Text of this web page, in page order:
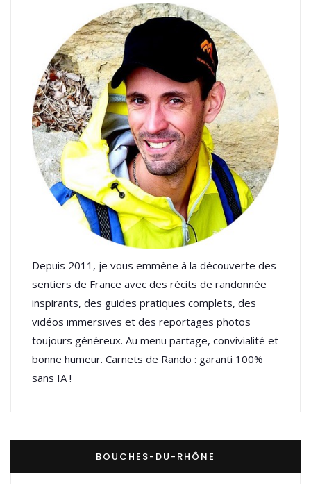
Depuis 2011, je vous emmène à la découverte des
sentiers de France avec des récits de randonnée
inspirants, des guides pratiques complets, des
vidéos immersives et des reportages photos
toujours généreux. Au menu partage, convivialité et
bonne humeur. Carnets de Rando : garanti 100%
sans IA !
BOUCHES-DU-RHÔNE